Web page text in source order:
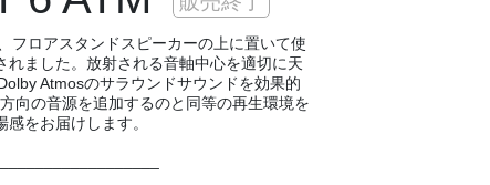
フロアスタンドスピーカーの上に置いて使
ました。放射される音軸中心を適切に天
Atmosのサラウンドサウンドを効果的
向の音源を追加するのと同等の再生環境を
をお届けします。